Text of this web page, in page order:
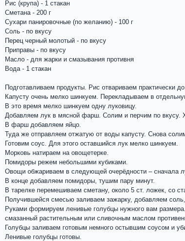
Рис (крупа) - 1 стакан
Сметана - 200 г
Сухари панировочные (по желанию) - 100 г
Соль - по вкусу
Перец черный молотый - по вкусу
Приправы - по вкусу
Масло - для жарки и смазывания противня
Вода - 1 стакан
Подготавливаем продукты. Рис отвариваем практически до
Капусту очень мелко шинкуем. Перекладываем в
В это время мелко шинкуем одну луковицу.
Добавляем лук в мясной фарш. Солим и перчим по вкусу.
В фарш добавляем яйцо.
Туда же отправляем отжатую от воды капусту. Снова
Готовим соус. Для этого оставшийся лук мелко шинкуем.
Морковь натираем на овощетерке.
Помидоры режем небольшими кубиками.
Овощи обжариваем в следующей очерёдности – сначала
В конце добавляем помидоры, тушим пару минут.
В тарелке перемешиваем сметану, около 5 ст. ложек, со
Получившейся смесью заливаем зажарку, добавляем
Руками формируем ленивые голубцы нужного вам
смазанный растительным или сливочным маслом
Голубцы заливаем готовым немного остывшим соусом и
Ленивые голубцы готовы.